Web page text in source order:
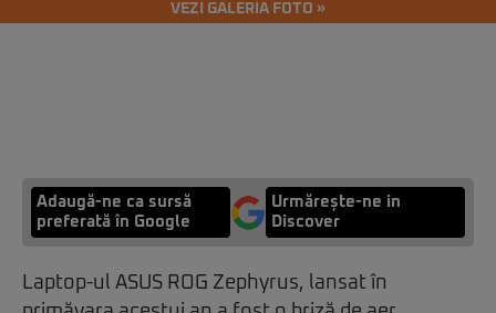
VEZI GALERIA FOTO »
Adaugă-ne ca sursă
preferată în Google
Urmărește-ne in
Discover
Laptop-ul ASUS ROG Zephyrus, lansat în